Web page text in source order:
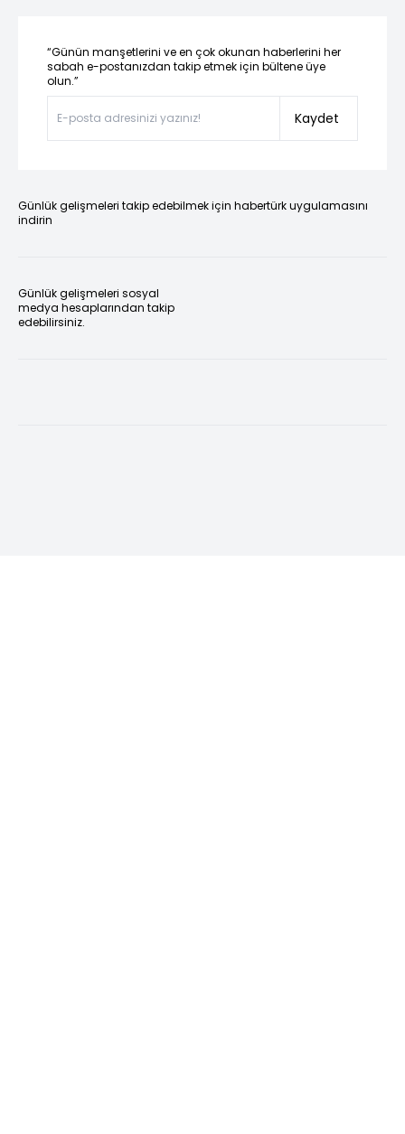
“Günün manşetlerini ve en çok okunan haberlerini her
sabah e-postanızdan takip etmek için bültene üye
olun.”
Kaydet
Günlük gelişmeleri takip edebilmek için habertürk uygulamasını
indirin
Günlük gelişmeleri sosyal
medya hesaplarından takip
edebilirsiniz.